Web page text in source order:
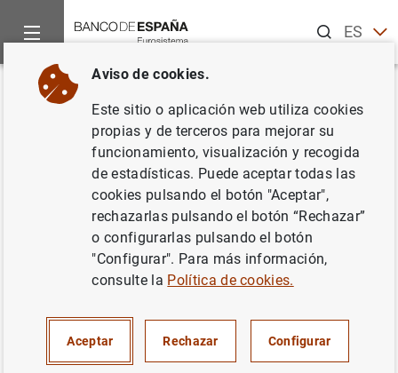
ESEN
Inicio Noticias y eventos
Volver
Datos de billetes y monedas
(febrero de 2024)
Actualización de los datos mensuales de los billetes y
monedas en euros.
Cuadro 7.16 Billetes distribuidos (entregados a las
entidades) menos los retirados de la circulación
Aviso de cookies.
Este sitio o aplicación web utiliza cookies
propias y de terceros para mejorar su
funcionamiento, visualización y recogida
de estadísticas. Puede aceptar todas las
cookies pulsando el botón "Aceptar",
rechazarlas pulsando el botón “Rechazar”
o configurarlas pulsando el botón
"Configurar". Para más información,
consulte la Política de cookies.
Aceptar Rechazar Configurar